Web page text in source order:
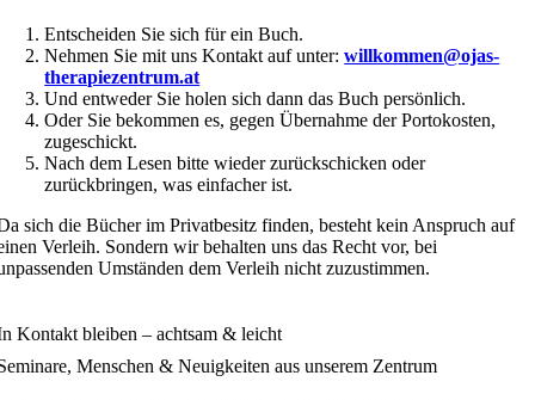
Entscheiden Sie sich für ein Buch.
Nehmen Sie mit uns Kontakt auf unter:willkommen@ojas-
therapiezentrum.at
Und entweder Sie holen sich dann das Buch persönlich.
Oder Sie bekommen es, gegen Übernahme der Portokosten,
zugeschickt.
Nach dem Lesen bitte wieder zurückschicken oder
zurückbringen, was einfacher ist.
sich die Bücher im Privatbesitz finden, besteht kein Anspruch auf
Verleih. Sondern wir behalten uns das Recht vor, bei
Umständen dem Verleih nicht zuzustimmen.
Kontakt bleiben – achtsam & leicht
Menschen & Neuigkeiten aus unserem Zentrum